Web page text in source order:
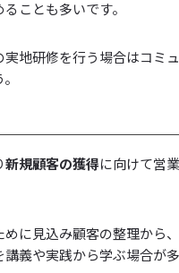
ことも多いです。
地研修を行う場合はコミ
新規顧客の獲得に向けて営
に見込み顧客の整理から
義や実践から学ぶ場合が多